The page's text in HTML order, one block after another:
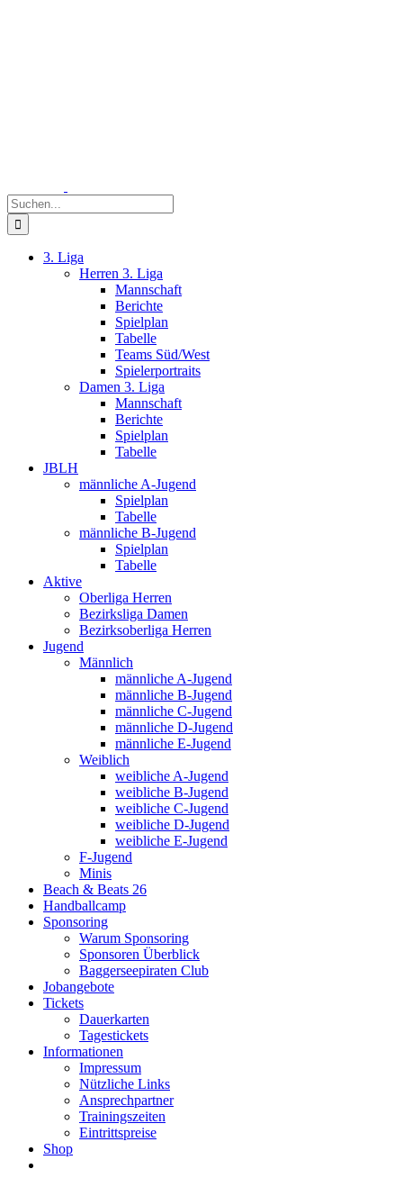
Suche
nach:
3. Liga
Herren 3. Liga
Mannschaft
Berichte
Spielplan
Tabelle
Teams Süd/West
Spielerportraits
Damen 3. Liga
Mannschaft
Berichte
Spielplan
Tabelle
JBLH
männliche A-Jugend
Spielplan
Tabelle
männliche B-Jugend
Spielplan
Tabelle
Aktive
Oberliga Herren
Bezirksliga Damen
Bezirksoberliga Herren
Jugend
Männlich
männliche A-Jugend
männliche B-Jugend
männliche C-Jugend
männliche D-Jugend
männliche E-Jugend
Weiblich
weibliche A-Jugend
weibliche B-Jugend
weibliche C-Jugend
weibliche D-Jugend
weibliche E-Jugend
F-Jugend
Minis
Beach & Beats 26
Handballcamp
Sponsoring
Warum Sponsoring
Sponsoren Überblick
Baggerseepiraten Club
Jobangebote
Tickets
Dauerkarten
Tagestickets
Informationen
Impressum
Nützliche Links
Ansprechpartner
Trainingszeiten
Eintrittspreise
Shop